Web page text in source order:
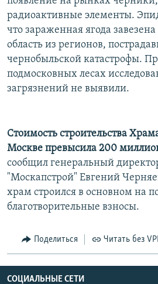
радиоактивные элементы.
что зараженная ягода
область из регионов,
чернобыльской катастрофы.
подмосковных лесах
загрязнений не выявили.
Стоимость строительства
Москве превысила 200
сообщил генеральный
"Москапстрой" Евгений
храм строился в основном на
благотворительные взносы.
Поделиться Читать без
СОЦИАЛЬНЫЕ СЕТИ